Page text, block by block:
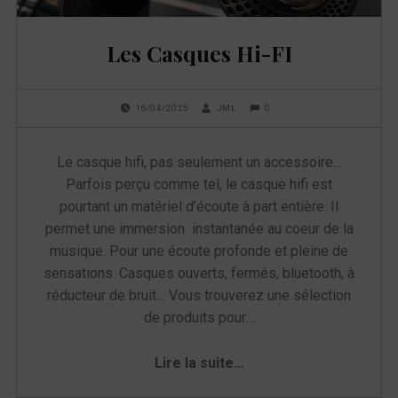
e
Les Casques Hi-FI
16/04/2025
JML
COMMENTS:0
Le casque hifi, pas seulement un accessoire…
Parfois perçu comme tel, le casque hifi est
pourtant un matériel d’écoute à part entière. Il
permet une immersion instantanée au coeur de la
musique. Pour une écoute profonde et pleine de
sensations. Casques ouverts, fermés, bluetooth, à
réducteur de bruit… Vous trouverez une sélection
de produits pour…
Lire la suite…